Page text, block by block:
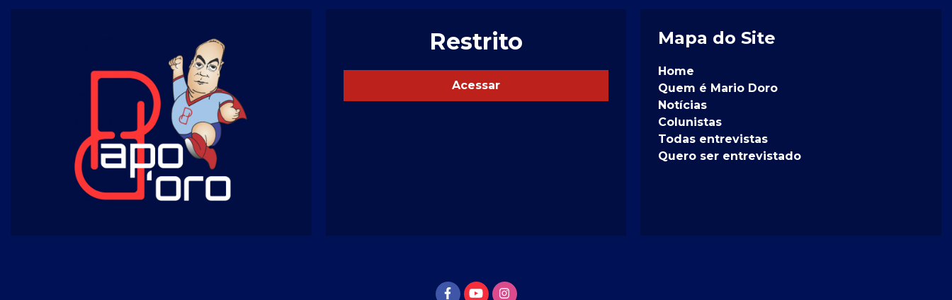
Restrito
Acessar
Mapa do Site
Home
Quem é Mario Doro
Notícias
Colunistas
Todas entrevistas
Quero ser entrevistado